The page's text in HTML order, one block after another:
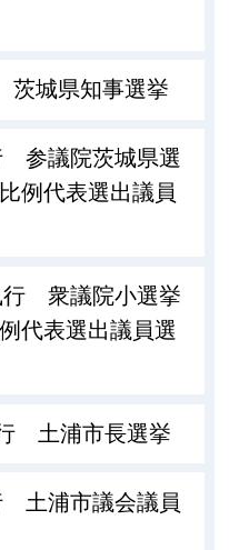
城県知事選挙
参議院茨城県選
例代表選出議員
行 衆議院小選挙
代表選出議員選
土浦市長選挙
土浦市議会議員